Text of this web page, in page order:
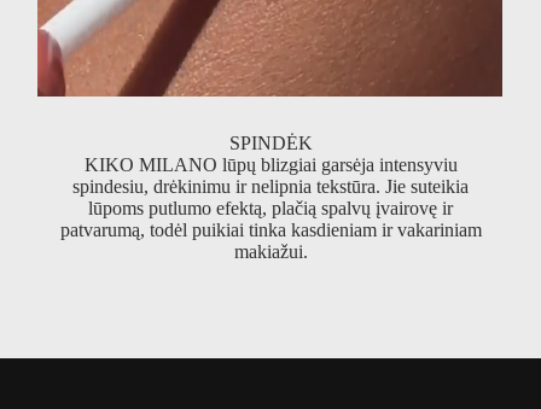
SPINDĖK
KIKO MILANO lūpų blizgiai garsėja intensyviu
spindesiu, drėkinimu ir nelipnia tekstūra. Jie suteikia
lūpoms putlumo efektą, plačią spalvų įvairovę ir
patvarumą, todėl puikiai tinka kasdieniam ir vakariniam
makiažui.